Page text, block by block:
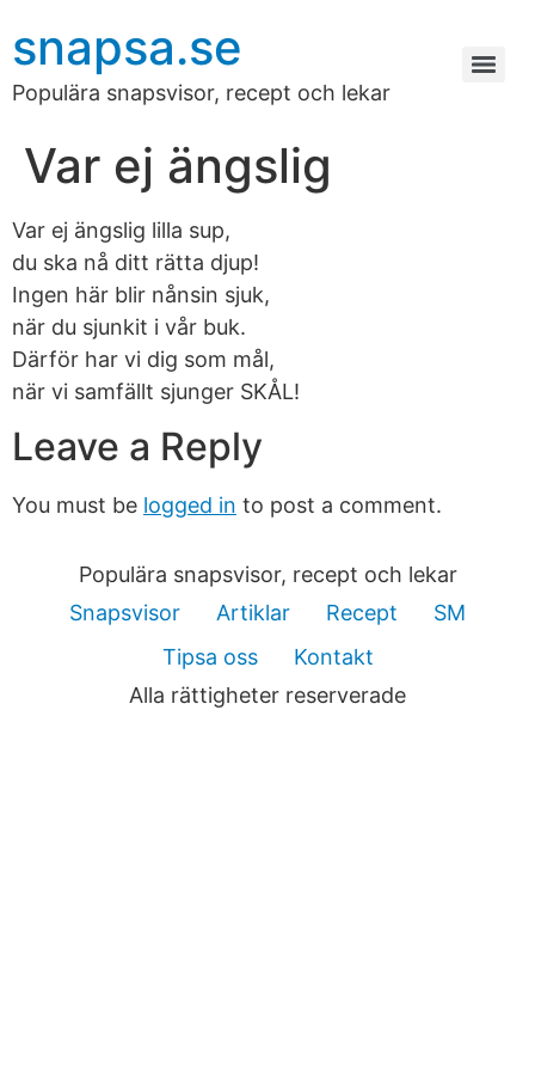
snapsa.se
Populära snapsvisor, recept och lekar
Var ej ängslig
Var ej ängslig lilla sup,
du ska nå ditt rätta djup!
Ingen här blir nånsin sjuk,
när du sjunkit i vår buk.
Därför har vi dig som mål,
när vi samfällt sjunger SKÅL!
Leave a Reply
You must be logged in to post a comment.
Populära snapsvisor, recept och lekar
Snapsvisor
Artiklar Recept
SM
Tipsa oss
Kontakt
Alla rättigheter reserverade